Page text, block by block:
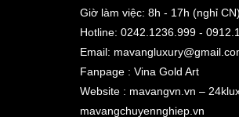
Giờ làm việc: 8h - 17h (nghỉ CN)
Hotline: 0242.1236.999 -
Email:
Fanpage : Vina Gold Art
Website : mavangvn.vn –
mavangchuyennghiep.vn